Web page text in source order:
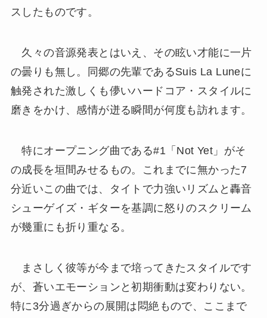
スしたものです。
久々の音源発表とはいえ、その眩い才能に一片
の曇りも無し。同郷の先輩であるSuis La Luneに
触発された激しくも儚いハードコア・スタイルに
磨きをかけ、感情が迸る瞬間が何度も訪れます。
特にオープニング曲である#1「Not Yet」がそ
の成長を垣間みせるもの。これまでに無かった7
分近いこの曲では、タイトで力強いリズムと轟音
シューゲイズ・ギターを基調に怒りのスクリーム
が幾重にも折り重なる。
まさしく彼等が今まで培ってきたスタイルです
が、蒼いエモーションと初期衝動は変わりない。
特に3分過ぎからの展開は悶絶もので、ここまで